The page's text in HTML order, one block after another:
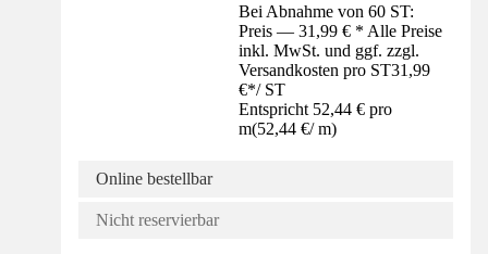
Bei Abnahme von 60 ST:
Preis — 31,99 € * Alle Preise
inkl. MwSt. und ggf. zzgl.
Versandkosten pro ST31,99
€*/ ST
Entspricht 52,44 € pro
m(52,44 €/ m)
Online bestellbar
Nicht reservierbar